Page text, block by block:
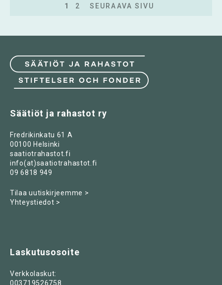
1 2 SEURAAVA SIVU
Säätiöt ja rahastot ry
Fredrikinkatu 61 A
00100 Helsinki
saatiotrahastot.fi
info(at)saatiotrahastot.fi
09 6818 949
Tilaa uutiskirjeemme >
Yhteystiedot >
Laskutusosoite
Verkkolaskut:
003719526758